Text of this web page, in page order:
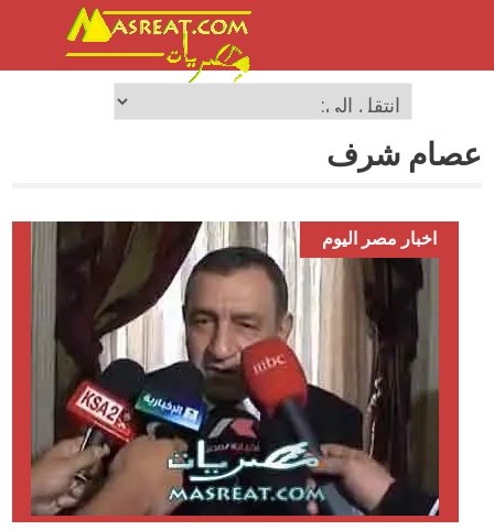
عصام شرف
اخبار مصر اليوم